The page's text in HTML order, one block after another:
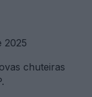
2025
chuteiras